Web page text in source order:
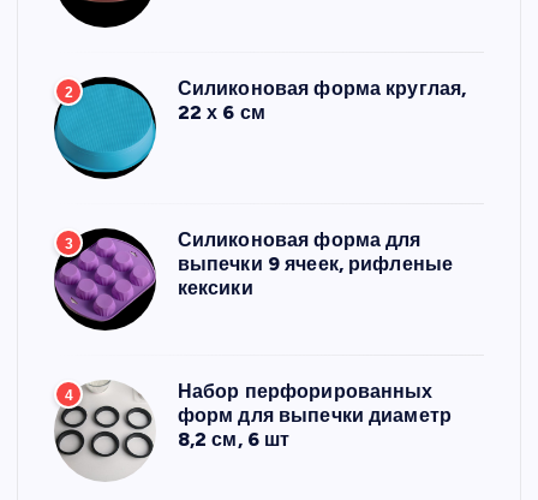
2
Силиконовая форма круглая,
22 х 6 см
3
Силиконовая форма для
выпечки 9 ячеек, рифленые
кексики
4
Набор перфорированных
форм для выпечки диаметр
8,2 см, 6 шт